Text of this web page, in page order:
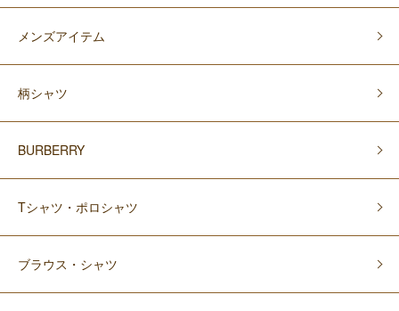
メンズアイテム
柄シャツ
BURBERRY
Tシャツ・ポロシャツ
ブラウス・シャツ